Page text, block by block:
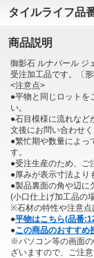
タイルライフ品
商品説明
御影石 ルナパール ジ
受注加工品です。〔
<注意点>
●平物と同じロットを
い。
●石目模様に流れなど
文後にお問い合わせく
●繁忙期や数量によっ
す。
●受注生産のため、ご
●厚みが表示寸法より
●製品裏面の角や辺に
(小口仕上げ加工品の
※石材の特性や注意点
●平物はこちら(品番
●この商品のおすすめ
※パソコン等の画面
ざいますので、ご注意